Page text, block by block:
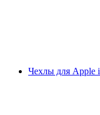
Чехлы для Apple